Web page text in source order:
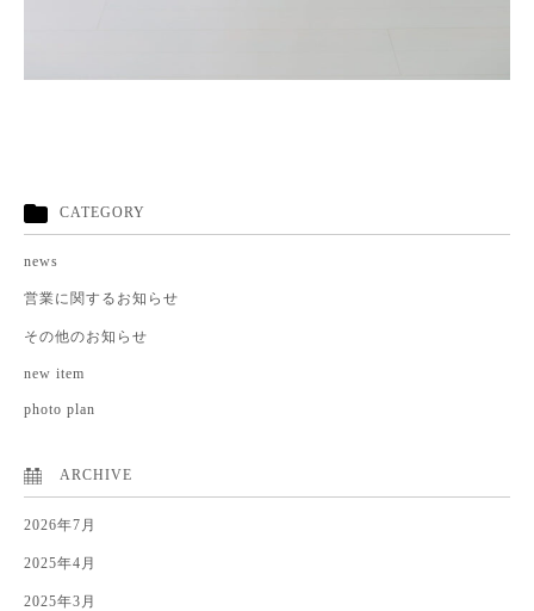
CATEGORY
news
営業に関するお知らせ
その他のお知らせ
new item
photo plan
ARCHIVE
2026年7月
2025年4月
2025年3月